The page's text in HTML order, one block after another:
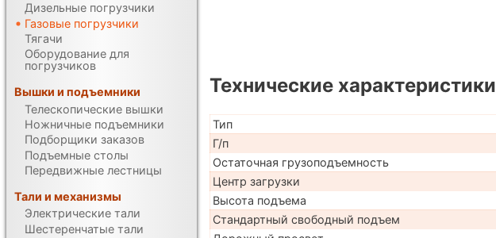
Технические характеристики
Тип
Г/п
Остаточная грузоподъемность
Центр загрузки
Высота подъема
Стандартный свободный подъем
Дизельные погрузчики
Газовые погрузчики
Тягачи
Оборудование для
погрузчиков
Вышки и подъемники
Телескопические вышки
Ножничные подъемники
Подборщики заказов
Подъемные столы
Передвижные лестницы
Тали и механизмы
Электрические тали
Шестеренчатые тали